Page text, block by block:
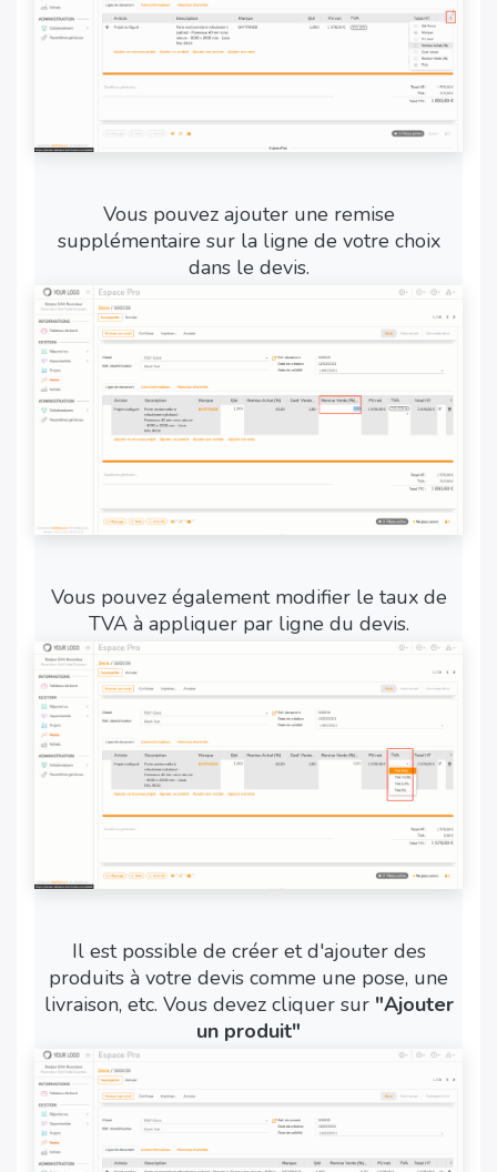
Vous pouvez ajouter une remise
supplémentaire sur la ligne de votre choix
dans le devis.
Vous pouvez également modifier le taux de
TVA à appliquer par ligne du devis.
Il est possible de créer et d'ajouter des
produits à votre devis comme une pose, une
livraison, etc. Vous devez cliquer sur"Ajouter
un produit"